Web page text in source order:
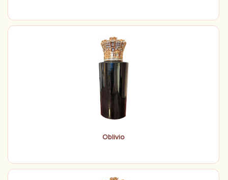
Oblivio